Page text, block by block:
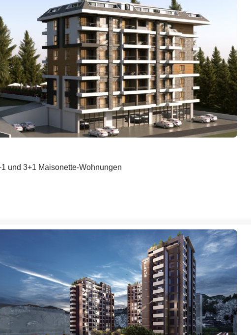
und 3+1 Maisonette-Wohnungen